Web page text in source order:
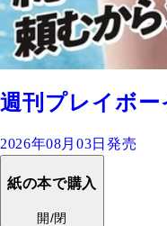
週刊プレイボー
2026年08月03日発売
紙の本で購入
開/閉